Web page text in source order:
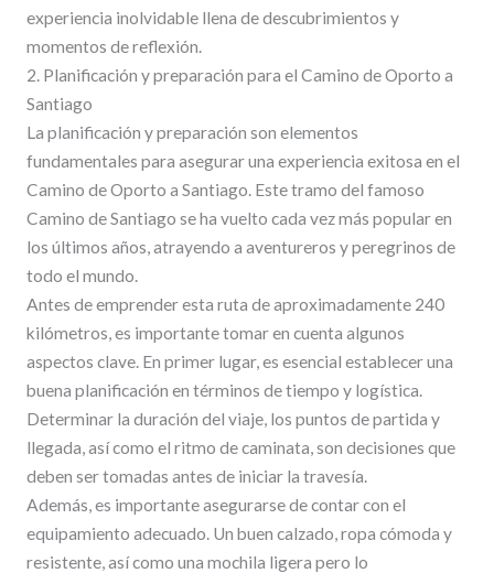
experiencia inolvidable llena de descubrimientos y
momentos de reflexión.
2. Planificación y preparación para el Camino de Oporto a
Santiago
La planificación y preparación son elementos
fundamentales para asegurar una experiencia exitosa en el
Camino de Oporto a Santiago. Este tramo del famoso
Camino de Santiago se ha vuelto cada vez más popular en
los últimos años, atrayendo a aventureros y peregrinos de
todo el mundo.
Antes de emprender esta ruta de aproximadamente 240
kilómetros, es importante tomar en cuenta algunos
aspectos clave. En primer lugar, es esencial establecer una
buena planificación en términos de tiempo y logística.
Determinar la duración del viaje, los puntos de partida y
llegada, así como el ritmo de caminata, son decisiones que
deben ser tomadas antes de iniciar la travesía.
Además, es importante asegurarse de contar con el
equipamiento adecuado. Un buen calzado, ropa cómoda y
resistente, así como una mochila ligera pero lo